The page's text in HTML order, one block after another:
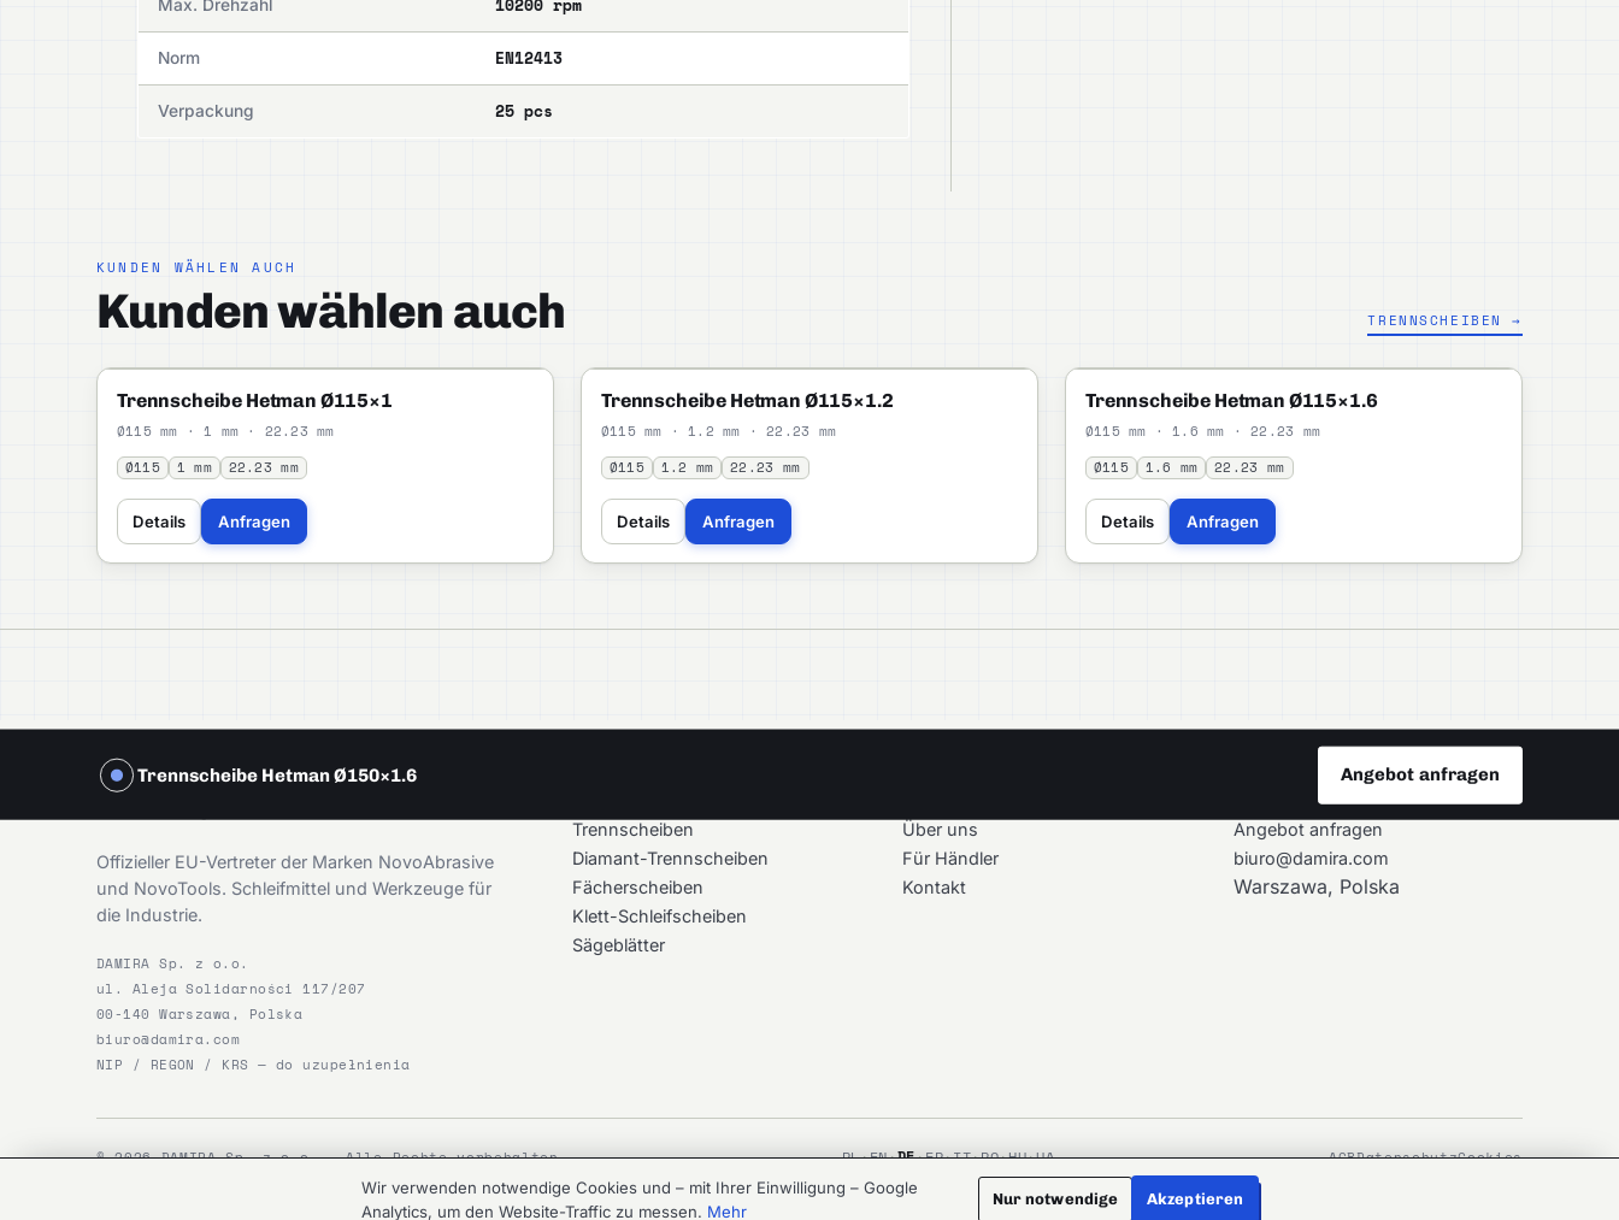
Max. Drehzahl 10200 rpm
Norm EN12413
Verpackung 25 pcs
KUNDEN WÄHLEN AUCH
Kunden wählen auch TRENNSCHEIBEN →
STANDARD
Trennscheibe Hetman Ø115×1
Ø115 mm · 1 mm · 22.23 mm
Ø115 1 mm 22.23 mm
Details Anfragen
STANDARD
Trennscheibe Hetman Ø115×1.2
Ø115 mm · 1.2 mm · 22.23 mm
Ø115 1.2 mm 22.23 mm
Details Anfragen
STANDARD
Trennscheibe Hetman Ø115×1.6
Ø115 mm · 1.6 mm · 22.23 mm
Ø115 1.6 mm 22.23 mm
Details Anfragen
Trennscheibe Hetman Ø150×1.6 Angebot anfragen
Offizieller EU-Vertreter der Marken NovoAbrasive
und NovoTools. Schleifmittel und Werkzeuge für
die Industrie.
DAMIRA Sp. z o.o.
ul. Aleja Solidarności 117/207
00-140 Warszawa, Polska
biuro@damira.com
NIP / REGON / KRS — do uzupełnienia
Trennscheiben
Diamant-Trennscheiben
Fächerscheiben
Klett-Schleifscheiben
Sägeblätter
Über uns
Für Händler
Kontakt
Angebot anfragen
biuro@damira.com
Warszawa, Polska
© 2026 DAMIRA Sp. z o.o. — Alle Rechte vorbehalten. PL·EN·DE·FR·IT·RO·HU·UA AGBDatenschutzCookies
CRAFTED ATLOOMREACH.AIAGENCY
Wir verwenden notwendige Cookies und – mit Ihrer Einwilligung – Google
Analytics, um den Website-Traffic zu messen. Mehr
Nur notwendige Akzeptieren